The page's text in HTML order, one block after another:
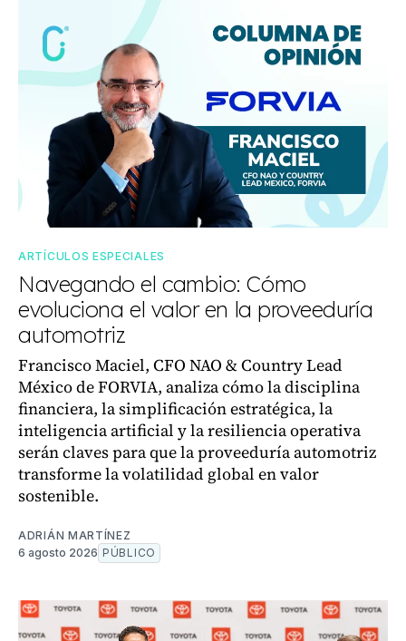
ARTÍCULOS ESPECIALES
Navegando el cambio: Cómo
evoluciona el valor en la proveeduría
automotriz
Francisco Maciel, CFO NAO & Country Lead
México de FORVIA, analiza cómo la disciplina
financiera, la simplificación estratégica, la
inteligencia artificial y la resiliencia operativa
serán claves para que la proveeduría automotriz
transforme la volatilidad global en valor
sostenible.
ADRIÁN MARTÍNEZ
6 agosto 2026 PÚBLICO